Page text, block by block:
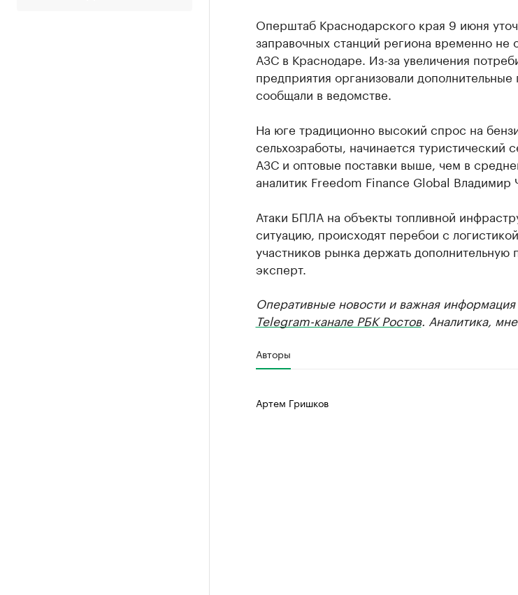
Оперштаб Краснодарского края 9 июня
заправочных станций региона временно не
АЗС в Краснодаре. Из-за увеличения
предприятия организовали дополнительные
сообщали в ведомстве.
На юге традиционно высокий спрос на
сельхозработы, начинается туристический
АЗС и оптовые поставки выше, чем в
аналитик Freedom Finance Global Владимир
Атаки БПЛА на объекты топливной
ситуацию, происходят перебои с
участников рынка держать
эксперт.
Оперативные новости и важная
Telegram-канале РБК Ростов. Аналитика,
Авторы
Артем Гришков